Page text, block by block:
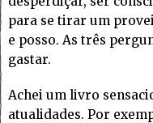
para se tirar um
e posso. As três
gastar.
Achei um livro
atualidades. Por